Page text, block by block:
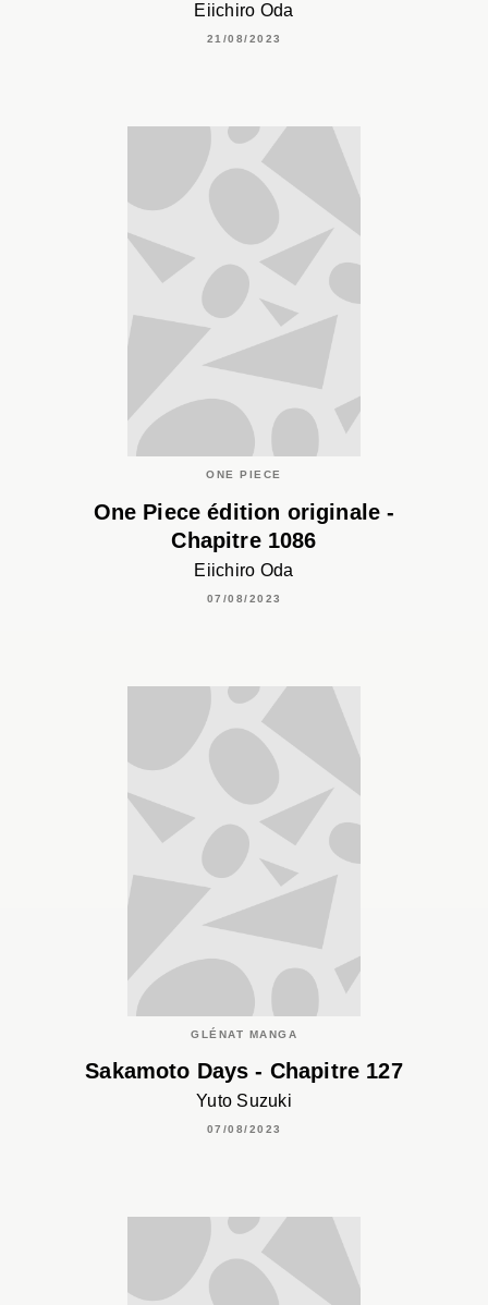
Eiichiro Oda
21/08/2023
ONE PIECE
One Piece édition originale -
Chapitre 1086
Eiichiro Oda
07/08/2023
GLÉNAT MANGA
Sakamoto Days - Chapitre 127
Yuto Suzuki
07/08/2023